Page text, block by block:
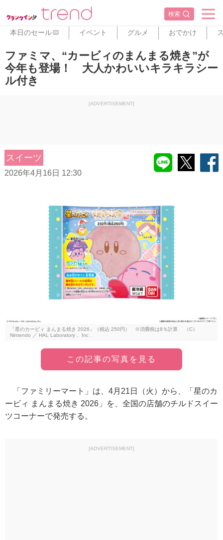
検索
本日のセール PR イベント グルメ おでかけ
ファミマ、“カービィのまんまる焼き”が
今年も登場！ 大人かわいいキラキラシー
ル付き
[ADVERTISEMENT]
スイーツ
2026年4月16日 12:30
「星のカービィ まんまる焼き 2026」（税込 250円） ※消費税は8％計算 （C）
Nintendo ／ HAL Laboratory， Inc．
この記事の写真を見る
「ファミリーマート」は、4月21日（火）から、「星のカ
ービィ まんまる焼き 2026」を、全国の店舗のチルドスイー
ツコーナーで発売する。
[ADVERTISEMENT]